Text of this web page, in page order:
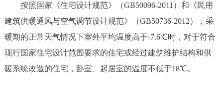
按照国家《住宅设计规范》（GB50096-2011）和《民用
建筑供暖通风与空气调节设计规范》（GB50736-2012），采
暖期的正常天气情况下室外平均温度高于-7.6℃时，对于符合
现行国家住宅设计范围要求的住宅或经过建筑维护结构和供
暖系统改造的住宅，卧室、起居室的温度不低于18℃。